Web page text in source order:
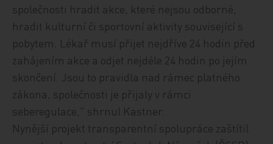
společnosti hradit akce, které nejsou odborné,
hradit kulturní či sportovní aktivity související s
pobytem. Lékař musí přijet nejdříve 24 hodin před
zahájením akce a odjet nejdéle 24 hodin po jejím
skončení. Jsou to pravidla nad rámec platného
zákona, společnosti je přijaly v rámci
seberegulace," shrnul Kastner.
Nynější projekt transparentní spolupráce zaštítil